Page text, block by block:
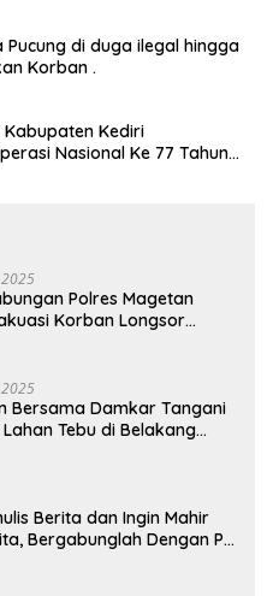
Pucung di duga ilegal hingga
Korban .
Kabupaten Kediri
Polres Magetan
Korban Longsor
Bersama Damkar Tangani
Tebu di Belakang
Berita dan Ingin Mahir
Bergabunglah Dengan PT